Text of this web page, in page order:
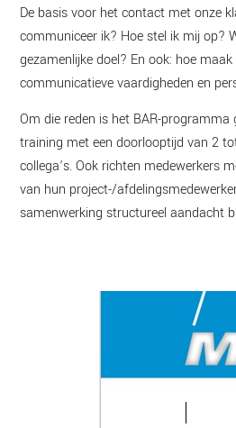
De basis voor het contact met onze
communiceer ik? Hoe stel ik mij op?
gezamenlijke doel? En ook: hoe
communicatieve vaardigheden en
Om die reden is het BAR-
training met een doorlooptijd van 2
collega’s. Ook richten medewerkers
van hun project-/
samenwerking structureel aandacht